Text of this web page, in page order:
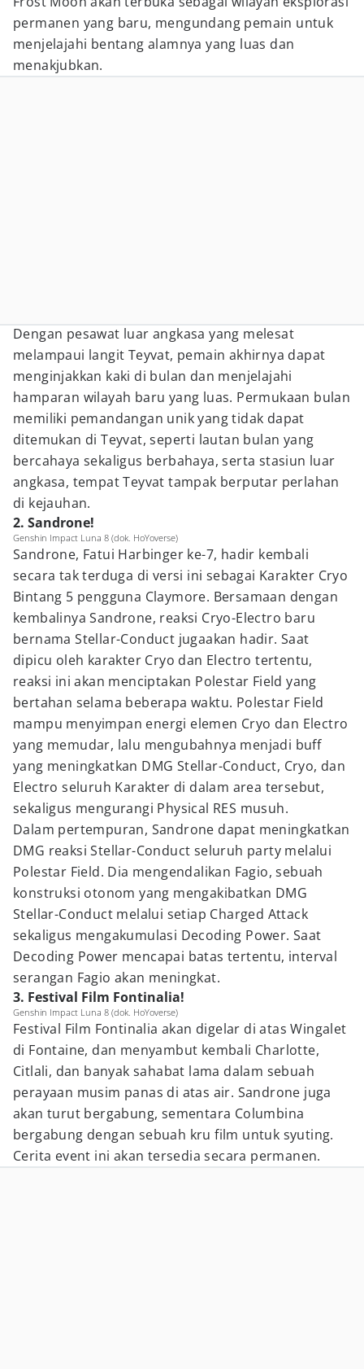
permanen yang baru, mengundang pemain untuk
menjelajahi bentang alamnya yang luas dan
menakjubkan.
Dengan pesawat luar angkasa yang melesat
melampaui langit Teyvat, pemain akhirnya dapat
menginjakkan kaki di bulan dan menjelajahi
hamparan wilayah baru yang luas. Permukaan bulan
memiliki pemandangan unik yang tidak dapat
ditemukan di Teyvat, seperti lautan bulan yang
bercahaya sekaligus berbahaya, serta stasiun luar
angkasa, tempat Teyvat tampak berputar perlahan
di kejauhan.
2. Sandrone!
Genshin Impact Luna 8 (dok. HoYoverse)
Sandrone, Fatui Harbinger ke-7, hadir kembali
secara tak terduga di versi ini sebagai Karakter Cryo
Bintang 5 pengguna Claymore. Bersamaan dengan
kembalinya Sandrone, reaksi Cryo-Electro baru
bernama Stellar-Conduct jugaakan hadir. Saat
dipicu oleh karakter Cryo dan Electro tertentu,
reaksi ini akan menciptakan Polestar Field yang
bertahan selama beberapa waktu. Polestar Field
mampu menyimpan energi elemen Cryo dan Electro
yang memudar, lalu mengubahnya menjadi buff
yang meningkatkan DMG Stellar-Conduct, Cryo, dan
Electro seluruh Karakter di dalam area tersebut,
sekaligus mengurangi Physical RES musuh.
Dalam pertempuran, Sandrone dapat meningkatkan
DMG reaksi Stellar-Conduct seluruh party melalui
Polestar Field. Dia mengendalikan Fagio, sebuah
konstruksi otonom yang mengakibatkan DMG
Stellar-Conduct melalui setiap Charged Attack
sekaligus mengakumulasi Decoding Power. Saat
Decoding Power mencapai batas tertentu, interval
serangan Fagio akan meningkat.
3. Festival Film Fontinalia!
Genshin Impact Luna 8 (dok. HoYoverse)
Festival Film Fontinalia akan digelar di atas Wingalet
di Fontaine, dan menyambut kembali Charlotte,
Citlali, dan banyak sahabat lama dalam sebuah
perayaan musim panas di atas air. Sandrone juga
akan turut bergabung, sementara Columbina
bergabung dengan sebuah kru film untuk syuting.
Cerita event ini akan tersedia secara permanen.